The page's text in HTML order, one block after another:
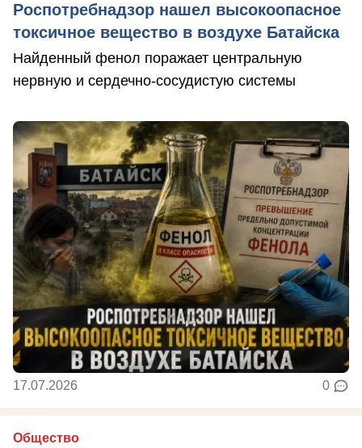
Роспотребнадзор нашел высокоопасное
токсичное вещество в воздухе Батайска
Найденный фенол поражает центральную
нервную и сердечно-сосудистую системы
17.07.2026 0
Общество